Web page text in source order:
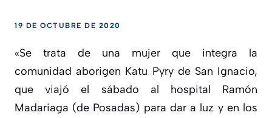
19 DE OCTUBRE DE 2020
«Se trata de una mujer que integra la
comunidad aborigen Katu Pyry de San Ignacio,
que viajó el sábado al hospital Ramón
Madariaga (de Posadas) para dar a luz y en los